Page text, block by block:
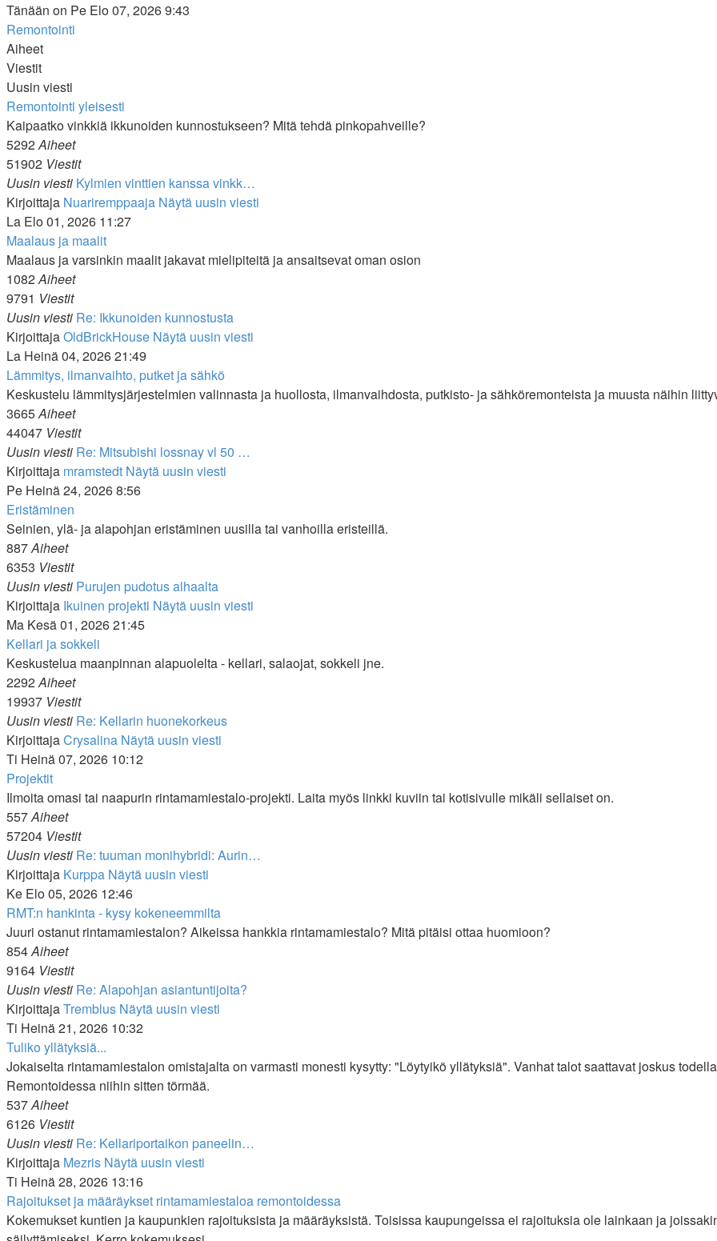
Tänään on Pe Elo 07, 2026 9:43
Remontointi
Aiheet
Viestit
Uusin viesti
Remontointi yleisesti
Kaipaatko vinkkiä ikkunoiden kunnostukseen? Mitä tehdä pinkopahveille?
5292Aiheet
51902 Viestit
Uusin viesti Kylmien vinttien kanssa vinkk…
Kirjoittaja Nuariremppaaja Näytä uusin viesti
La Elo 01, 2026 11:27
Maalaus ja maalit
Maalaus ja varsinkin maalit jakavat mielipiteitä ja ansaitsevat oman osion
1082Aiheet
9791 Viestit
Uusin viesti Re: Ikkunoiden kunnostusta
KirjoittajaOldBrickHouse Näytä uusin viesti
La Heinä 04, 2026 21:49
Lämmitys, ilmanvaihto, putket ja sähkö
Keskustelu lämmitysjärjestelmien valinnasta ja huollosta, ilmanvaihdosta, putkisto- ja sähköremonteista ja muusta näihin
3665Aiheet
44047 Viestit
Uusin viesti Re: Mitsubishi lossnay vl 50 …
Kirjoittaja mramstedt Näytä uusin viesti
Pe Heinä 24, 2026 8:56
Eristäminen
Seinien, ylä- ja alapohjan eristäminen uusilla tai vanhoilla eristeillä.
887Aiheet
6353 Viestit
Uusin viesti Purujen pudotus alhaalta
Kirjoittaja Ikuinen projekti Näytä uusin viesti
Ma Kesä 01, 2026 21:45
Kellari ja sokkeli
Keskustelua maanpinnan alapuolelta - kellari, salaojat, sokkeli jne.
2292Aiheet
19937 Viestit
Uusin viesti Re: Kellarin huonekorkeus
KirjoittajaCrysalina Näytä uusin viesti
Ti Heinä 07, 2026 10:12
Projektit
Ilmoita omasi tai naapurin rintamamiestalo-projekti. Laita myös linkki kuviin tai kotisivulle mikäli sellaiset on.
557Aiheet
57204 Viestit
Uusin viesti Re: tuuman monihybridi: Aurin…
Kirjoittaja Kurppa Näytä uusin viesti
Ke Elo 05, 2026 12:46
RMT:n hankinta - kysy kokeneemmilta
Juuri ostanut rintamamiestalon? Aikeissa hankkia rintamamiestalo? Mitä pitäisi ottaa huomioon?
854Aiheet
9164 Viestit
Uusin viesti Re: Alapohjan asiantuntijoita?
KirjoittajaTremblus Näytä uusin viesti
Ti Heinä 21, 2026 10:32
Tuliko yllätyksiä...
Jokaiselta rintamamiestalon omistajalta on varmasti monesti kysytty: "Löytyikö yllätyksiä". Vanhat talot saattavat joskus
Remontoidessa niihin sitten törmää.
537Aiheet
6126 Viestit
Uusin viesti Re: Kellariportaikon paneelin…
Kirjoittaja Mezris Näytä uusin viesti
Ti Heinä 28, 2026 13:16
Rajoitukset ja määräykset rintamamiestaloa remontoidessa
Kokemukset kuntien ja kaupunkien rajoituksista ja määräyksistä. Toisissa kaupungeissa ei rajoituksia ole lainkaan ja